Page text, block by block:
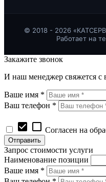
© 2018 - 2026
Работает на
Закажите звонок
И наш менеджер свяжется с
Ваше имя *
Ваш телефон *
check_box check_box_outline_blank Согласен на
Запрос стоимости услуги
Наименование позиции
Ваше имя *